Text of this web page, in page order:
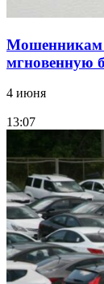
Мошенникам
мгновенную
4 июня
13:07